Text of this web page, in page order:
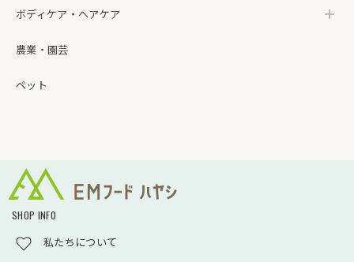
ボディケア・ヘアケア
農業・園芸
ペット
SHOP INFO
私たちについて